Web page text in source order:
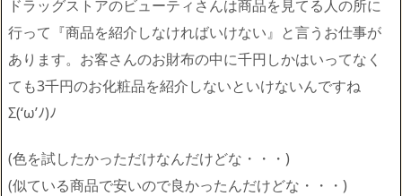
ドラッグストアのビューティさんは商品を見てる人の所に
行って『商品を紹介しなければいけない』と言うお仕事が
あります。お客さんのお財布の中に千円しかはいってなく
ても3千円のお化粧品を紹介しないといけないんですね
Σ(‘ω’ﾉ)ﾉ
(色を試したかっただけなんだけどな・・・)
(似ている商品で安いので良かったんだけどな・・・)